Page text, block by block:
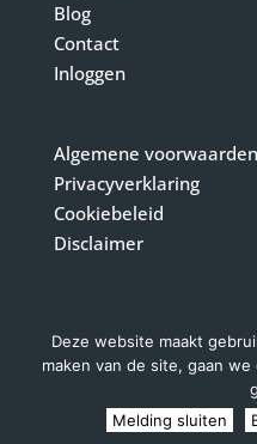
Blog
Contact
Inloggen
Algemene voorwaarden
Privacyverklaring
Cookiebeleid
Disclaimer
© MarketingTools is
Molenweg 44,
Deze website maakt
maken van de site, gaan
Melding sluiten